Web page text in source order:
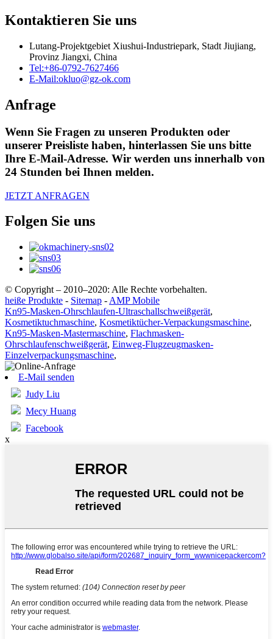
Kontaktieren Sie uns
Lutang-Projektgebiet Xiushui-Industriepark, Stadt Jiujiang,
Provinz Jiangxi, China
Tel:+86-0792-7627466
E-Mail:okluo@gz-ok.com
Anfrage
Wenn Sie Fragen zu unseren Produkten oder
unserer Preisliste haben, hinterlassen Sie uns bitte
Ihre E-Mail-Adresse. Wir werden uns innerhalb von
24 Stunden bei Ihnen melden.
JETZT ANFRAGEN
Folgen Sie uns
© Copyright – 2010–2020: Alle Rechte vorbehalten.
heiße Produkte - Sitemap - AMP Mobile
Kn95-Masken-Ohrschlaufen-Ultraschallschweißgerät,
Kosmetiktuchmaschine, Kosmetiktücher-Verpackungsmaschine,
Kn95-Masken-Mastermaschine, Flachmasken-
Ohrschlaufenschweißgerät, Einweg-Flugzeugmasken-
Einzelverpackungsmaschine,
E-Mail senden
Judy Liu
Mecy Huang
Facebook
x